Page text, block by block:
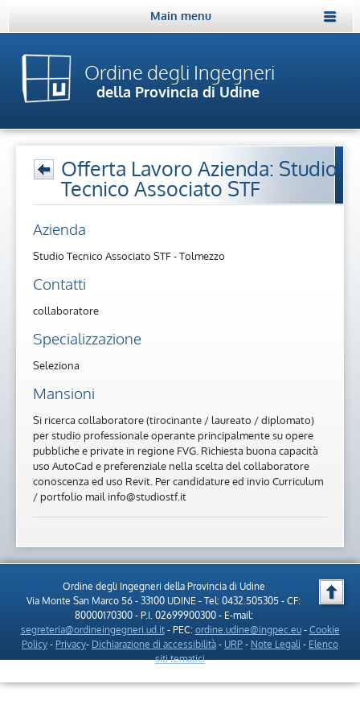
Main menu
Ordine degli Ingegneri
della Provincia di Udine
Offerta Lavoro Azienda: Studio
Tecnico Associato STF
Azienda
Studio Tecnico Associato STF - Tolmezzo
Contatti
collaboratore
Specializzazione
Seleziona
Mansioni
Si ricerca collaboratore (tirocinante / laureato / diplomato)
per studio professionale operante principalmente su opere
pubbliche e private in regione FVG. Richiesta buona capacità
uso AutoCad e preferenziale nella scelta del collaboratore
conoscenza ed uso Revit. Per candidature ed invio Curriculum
/ portfolio mail info@studiostf.it
Ordine degli Ingegneri della Provincia di Udine
Via Monte San Marco 56 - 33100 UDINE - Tel: 0432.505305 - CF:
80000170300 - P.I. 02699900300 - E-mail:
segreteria@ordineingegneri.ud.it- PEC: ordine.udine@ingpec.eu- Cookie
Policy - Privacy- Dichiarazione di accessibilità - URP - Note Legali - Elenco
siti tematici